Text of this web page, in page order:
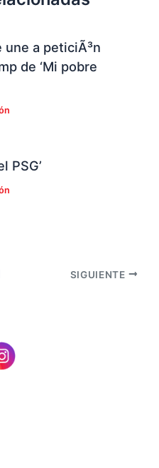
une a peticiÃ³n
de ‘Mi pobre
PSG’
SIGUIENTE